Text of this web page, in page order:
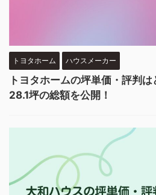
トヨタホーム ハウスメーカー
トヨタホームの坪単価・評判
28.1坪の総額を公開！